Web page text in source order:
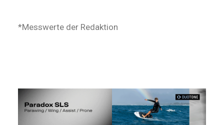
*Messwerte der Redaktion